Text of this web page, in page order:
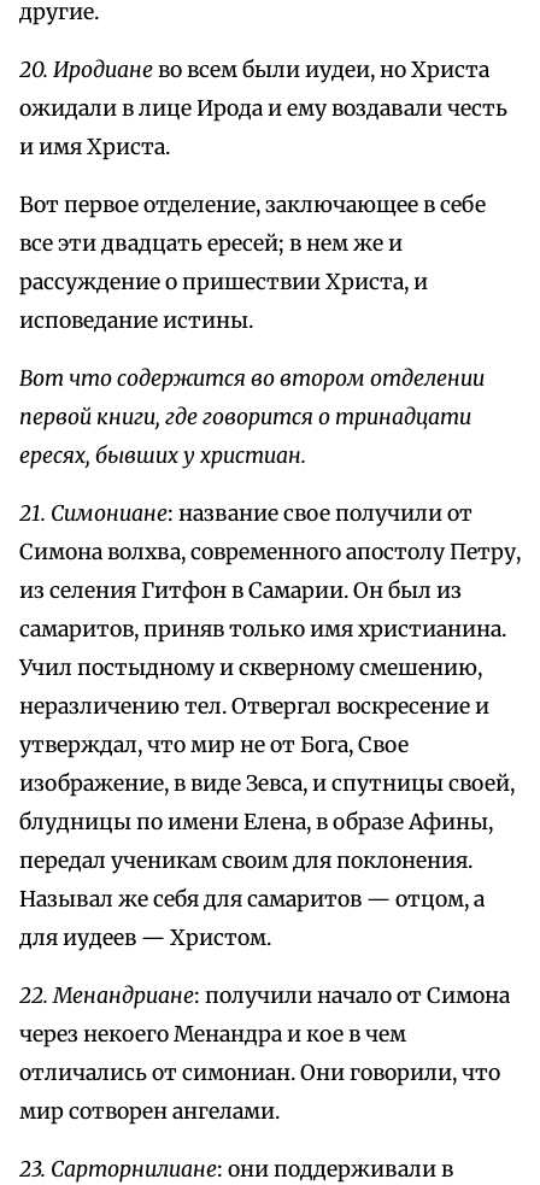
другие.
20. Иродианево всем были иудеи, но Христа
ожидали в лице Ирода и ему воздавали честь
и имя Христа.
Вот первое отделение, заключающее в себе
все эти двадцать ересей; в нем же и
рассуждение о пришествии Христа, и
исповедание истины.
Вот что содержится во втором отделении
первой книги, где говорится о тринадцати
ересях, бывших у христиан.
21. Симониане: название свое получили от
Симона волхва, современного апостолу Петру,
из селения Гитфон в Самарии. Он был из
самаритов, приняв только имя христианина.
Учил постыдному и скверному смешению,
неразличению тел. Отвергал воскресение и
утверждал, что мир не от Бога, Свое
изображение, в виде Зевса, и спутницы своей,
блудницы по имени Елена, в образе Афины,
передал ученикам своим для поклонения.
Называл же себя для самаритов — отцом, а
для иудеев — Христом.
22. Менандриане: получили начало от Симона
через некоего Менандра и кое в чем
отличались от симониан. Они говорили, что
мир сотворен ангелами.
23. Сарторнилиане: они поддерживали в